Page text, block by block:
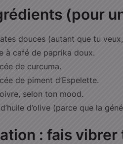
(pour
douces (autant que tu
à café de paprika doux.
de curcuma.
de piment d’Espelette.
selon ton mood.
d’olive (parce que la
: fais vibrer